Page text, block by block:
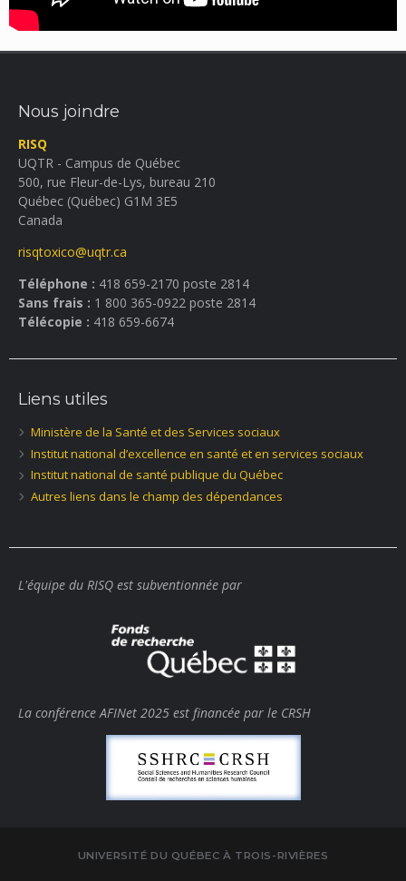
Nous joindre
RISQ
UQTR - Campus de Québec
500, rue Fleur-de-Lys, bureau 210
Québec (Québec) G1M 3E5
Canada
risqtoxico@uqtr.ca
Téléphone : 418 659-2170 poste 2814
Sans frais : 1 800 365-0922 poste 2814
Télécopie : 418 659-6674
Liens utiles
Ministère de la Santé et des Services sociaux
Institut national d’excellence en santé et en services sociaux
Institut national de santé publique du Québec
Autres liens dans le champ des dépendances
L'équipe du RISQ est subventionnée par
La conférence AFINet 2025 est financée par le CRSH
UNIVERSITÉ DU QUÉBEC À TROIS-RIVIÈRES